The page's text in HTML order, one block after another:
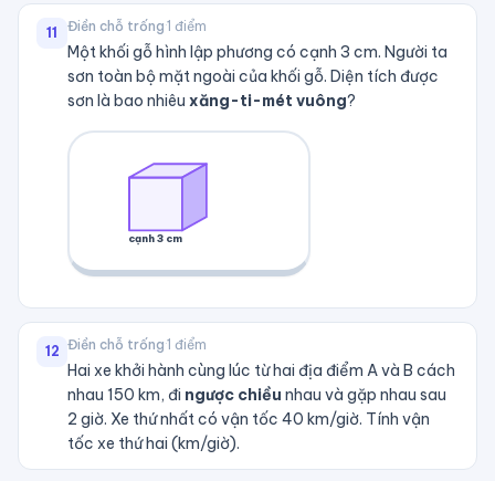
11 Điền chỗ trống·1 điểm
Một khối gỗ hình lập phương có cạnh 3 cm. Người ta
sơn toàn bộ mặt ngoài của khối gỗ. Diện tích được
sơn là bao nhiêu xăng-ti-mét vuông?
cạnh 3 cm
12 Điền chỗ trống·1 điểm
Hai xe khởi hành cùng lúc từ hai địa điểm A và B cách
nhau 150 km, đi ngược chiều nhau và gặp nhau sau
2 giờ. Xe thứ nhất có vận tốc 40 km/giờ. Tính vận
tốc xe thứ hai (km/giờ).